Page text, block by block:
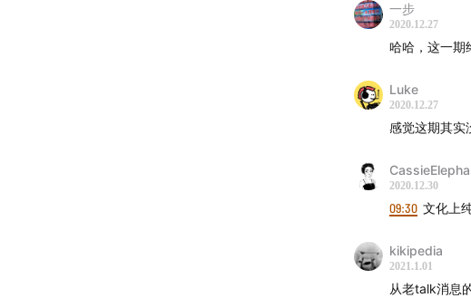
一步
2020.12.27
哈哈，这一期
Luke
2020.12.27
感觉这期其实
2020.12.30
09:30 文化上
kikipedia
2021.1.01
从老talk消息